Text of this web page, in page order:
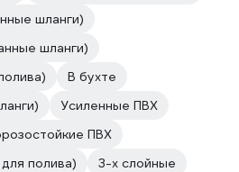
шланги)
шланги)
В бухте
Усиленные ПВХ
ПВХ
полива)
3-х слойные